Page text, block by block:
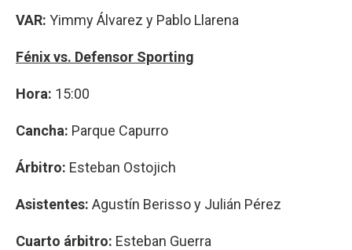
VAR: Yimmy Álvarez y Pablo Llarena
Fénix vs. Defensor Sporting
Hora: 15:00
Cancha: Parque Capurro
Árbitro: Esteban Ostojich
Asistentes: Agustín Berisso y Julián Pérez
Cuarto árbitro: Esteban Guerra